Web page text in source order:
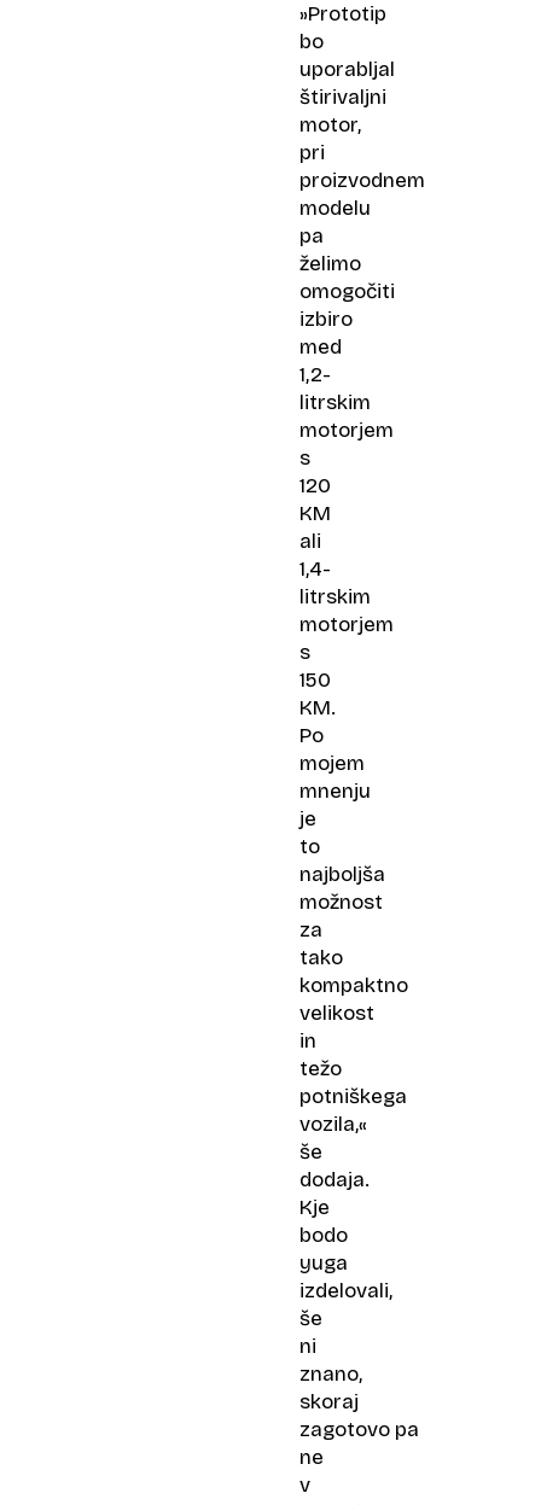
»Prototip
bo
uporabljal
štirivaljni
motor,
pri
proizvodnem
modelu
pa
želimo
omogočiti
izbiro
med
1,2-
litrskim
motorjem
s
120
KM
ali
1,4-
litrskim
motorjem
s
150
KM.
Po
mojem
mnenju
je
to
najboljša
možnost
za
tako
kompaktno
velikost
in
težo
potniškega
vozila,«
še
dodaja.
Kje
bodo
yuga
izdelovali,
še
ni
znano,
skoraj
zagotovo pa
ne
v